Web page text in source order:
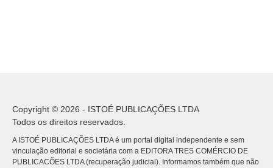
Copyright © 2026 - ISTOÉ PUBLICAÇÕES LTDA
Todos os direitos reservados.
A ISTOÉ PUBLICAÇÕES LTDA é um portal digital independente e sem
vinculação editorial e societária com a EDITORA TRES COMÉRCIO DE
PUBLICACÕES LTDA (recuperação judicial). Informamos também que não